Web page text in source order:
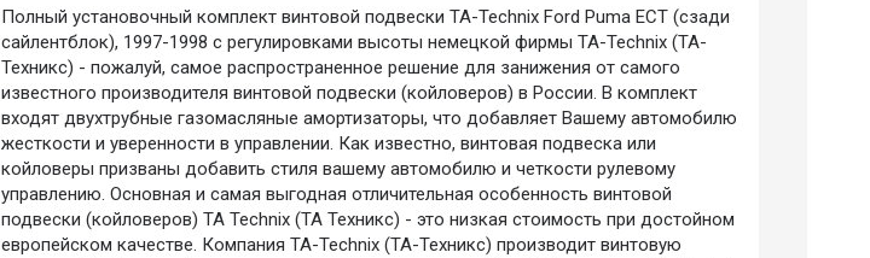
Полный установочный комплект винтовой подвески TA-Technix Ford Puma ECT (сзади
сайлентблок), 1997-1998 с регулировками высоты немецкой фирмы TA-Technix (ТА-
Техникс) - пожалуй, самое распространенное решение для занижения от самого
известного производителя винтовой подвески (койловеров) в России. В комплект
входят двухтрубные газомасляные амортизаторы, что добавляет Вашему автомобилю
жесткости и уверенности в управлении. Как известно, винтовая подвеска или
койловеры призваны добавить стиля вашему автомобилю и четкости рулевому
управлению. Основная и самая выгодная отличительная особенность винтовой
подвески (койловеров) TA Technix (ТА Техникс) - это низкая стоимость при достойном
европейском качестве. Компания TA-Technix (ТА-Техникс) производит винтовую